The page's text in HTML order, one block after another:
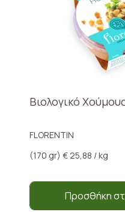
Βιολογικό
FLORENTIN
(170 gr) € 25,88 / kg
Προσθήκη